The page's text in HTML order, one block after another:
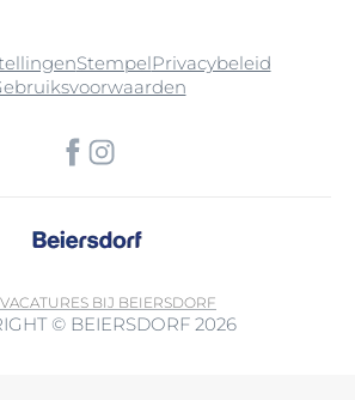
StempelPrivacybeleid
VACATURES BIJ BEIERSDORF
© BEIERSDORF 2026